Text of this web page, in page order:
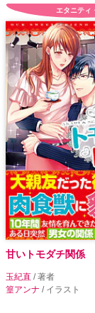
エタニティ
甘いトモダチ関係
玉紀直 / 著者
篁アンナ / イラスト